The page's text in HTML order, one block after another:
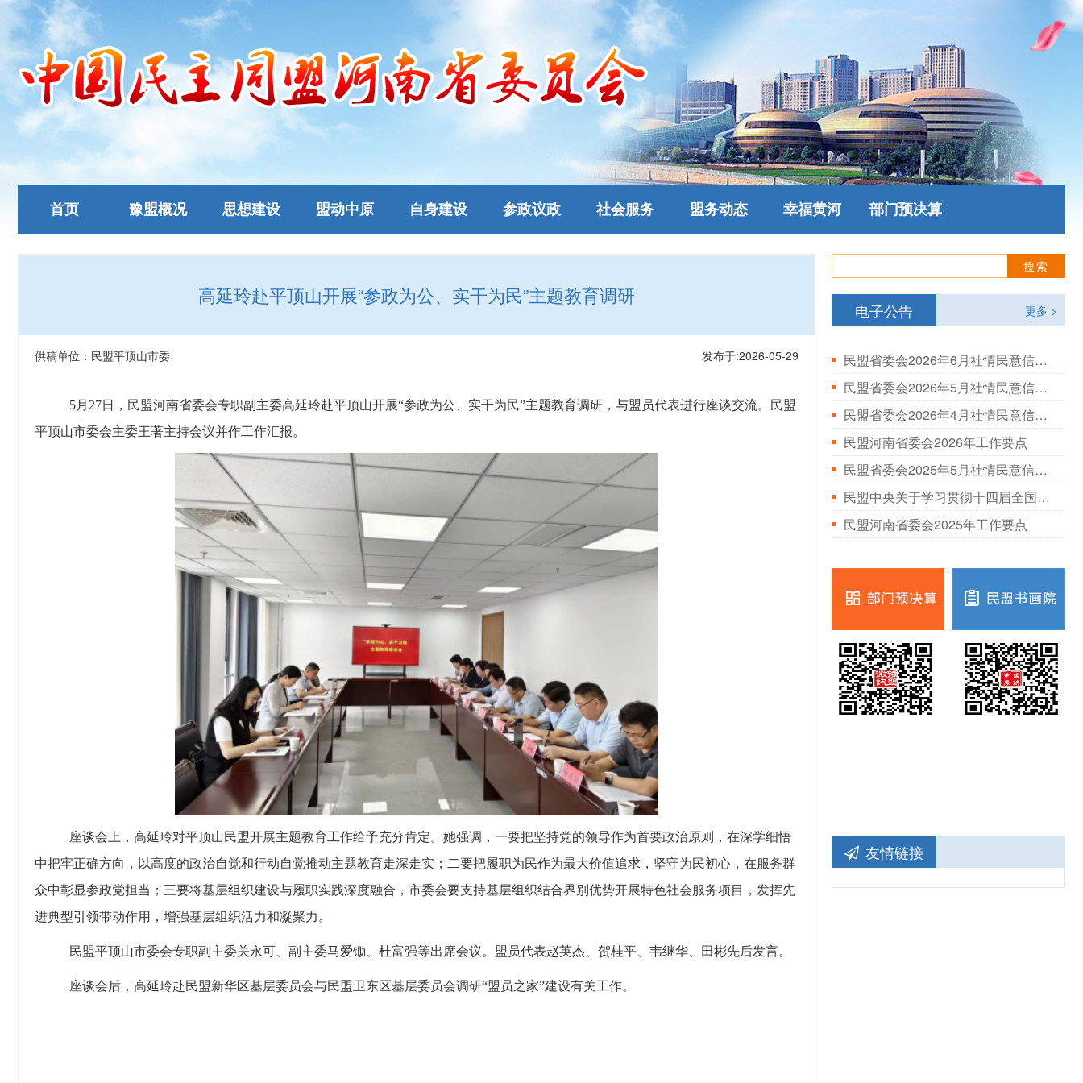
首页 豫盟概况 思想建设 盟动中原 自身建设 参政议政 社会服务 盟务动态 幸福黄河 部门预决算
高延玲赴平顶山开展“参政为公、实干为民”主题教育调研
供稿单位：民盟平顶山市委 发布于:2026-05-29
5月27日，民盟河南省委会专职副主委高延玲赴平顶山开展“参政为公、实干为民”主题教育调研，与盟员代表进行座谈交流。民盟
平顶山市委会主委王著主持会议并作工作汇报。
座谈会上，高延玲对平顶山民盟开展主题教育工作给予充分肯定。她强调，一要把坚持党的领导作为首要政治原则，在深学细悟
中把牢正确方向，以高度的政治自觉和行动自觉推动主题教育走深走实；二要把履职为民作为最大价值追求，坚守为民初心，在服务群
众中彰显参政党担当；三要将基层组织建设与履职实践深度融合，市委会要支持基层组织结合界别优势开展特色社会服务项目，发挥先
进典型引领带动作用，增强基层组织活力和凝聚力。
民盟平顶山市委会专职副主委关永可、副主委马爱锄、杜富强等出席会议。盟员代表赵英杰、贺桂平、韦继华、田彬先后发言。
座谈会后，高延玲赴民盟新华区基层委员会与民盟卫东区基层委员会调研“盟员之家”建设有关工作。
电子公告 更多 >
民盟省委会2026年6月社情民意信息情况通报
民盟省委会2026年5月社情民意信息情况通报
民盟省委会2026年4月社情民意信息情况通报
民盟河南省委会2026年工作要点
民盟省委会2025年5月社情民意信息情况通报
民盟中央关于学习贯彻十四届全国人大三次会议和全国政协十四届三次会议精神的决定
民盟河南省委会2025年工作要点
友情链接